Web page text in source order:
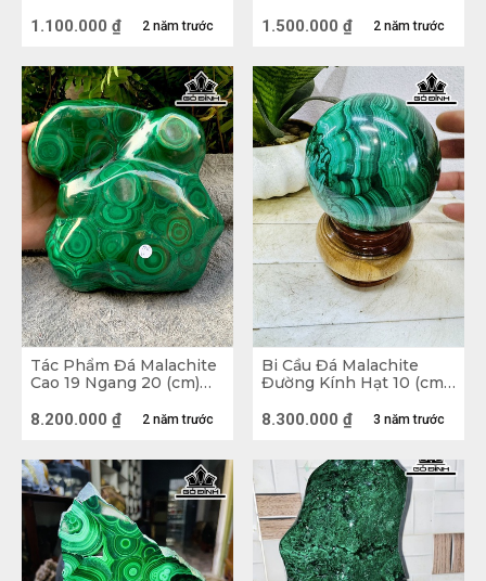
kỳ. Hay với những người phụ nữ sắp chuyển
chuyển dạ. Vậy nên đá Khổng Tước còn có
cái tên khác là đá Bà Đỡ.
2 năm trước
1.100.000 ₫ 2 năm trước
1.500.000 ₫
Tác Phẩm Đá Malachite
Cao 19 Ngang 20 (cm)
2 năm trước
8.200.000 ₫
Bi Cầu Đá Malachite
Đường Kính Hạt 10 (cm)
3 năm trước
8.300.000 ₫